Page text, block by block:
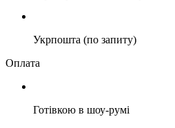
Укрпошта (по запиту)
Оплата
Готівкою в шоу-румі